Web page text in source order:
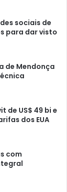
sociais de
para dar visto
de Mendonça
de US$ 49 bi e
dos EUA
com